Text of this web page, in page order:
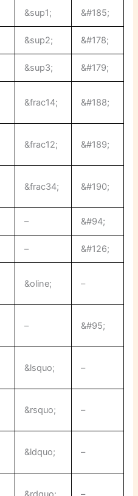
&sup1; &#185;
&sup2; &#178;
&sup3; &#179;
&frac14; &#188;
&frac12; &#189;
&frac34; &#190;
– &#94;
– &#126;
&oline; –
– &#95;
&lsquo; –
&rsquo; –
&ldquo; –